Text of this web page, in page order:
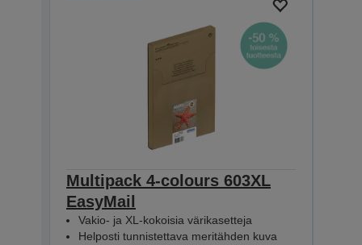
Multipack 4-colours 603XL
EasyMail
Vakio- ja XL-kokoisia värikasetteja
Helposti tunnistettava meritähden kuva